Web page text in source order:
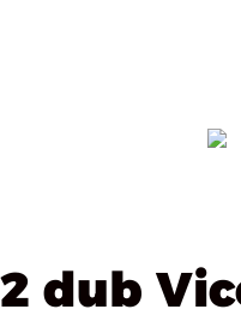
dub